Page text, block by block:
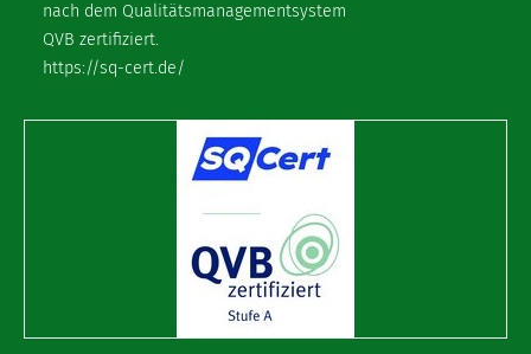
nach dem Qualitätsmanagementsystem
QVB zertifiziert.
https://sq-cert.de/